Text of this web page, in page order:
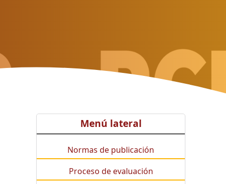
Menú lateral
Normas de publicación
Proceso de evaluación